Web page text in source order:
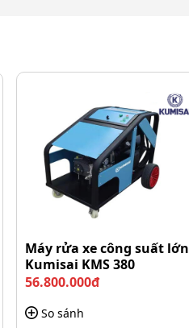
Máy rửa xe công suất lớn
Kumisai KMS 380
56.800.000đ
So sánh